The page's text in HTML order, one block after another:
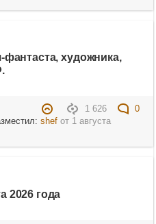
художника,
1 626
0
shefот 1 августа
2026 года